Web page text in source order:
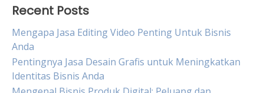
Recent Posts
Mengapa Jasa Editing Video Penting Untuk Bisnis
Anda
Pentingnya Jasa Desain Grafis untuk Meningkatkan
Identitas Bisnis Anda